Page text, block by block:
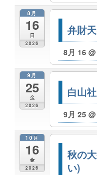
8月
16
日
2026
弁財
8月 16
9月
25
金
2026
白山
9月 25
10月
16
金
2026
秋の
い)